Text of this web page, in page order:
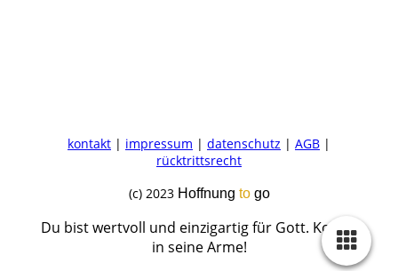
kontakt | impressum | datenschutz | AGB |
rücktrittsrecht
(c) 2023 Hoffnung to go
Du bist wertvoll und einzigartig für Gott. Komm
in seine Arme!